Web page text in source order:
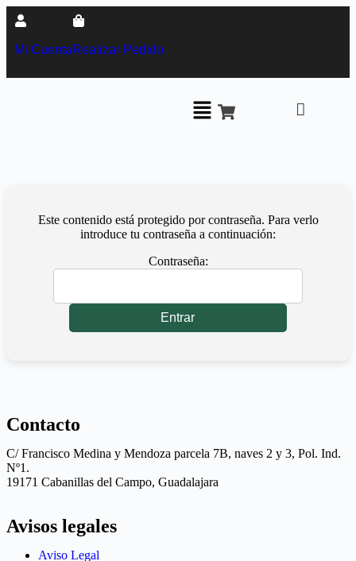
Mi CuentaRealizar Pedido
Este contenido está protegido por contraseña. Para verlo
introduce tu contraseña a continuación:
Contraseña:
Contacto
C/ Francisco Medina y Mendoza parcela 7B, naves 2 y 3, Pol. Ind.
Nº1.
19171 Cabanillas del Campo, Guadalajara
Avisos legales
Aviso Legal